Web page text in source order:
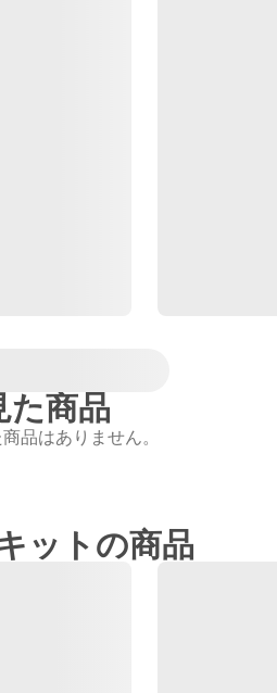
た商品
品はありません。
ットの商品